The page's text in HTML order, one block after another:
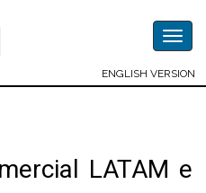
ENGLISH VERSION
LATAM e